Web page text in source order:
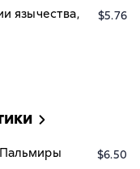
язычества,
$5.76
$6.50